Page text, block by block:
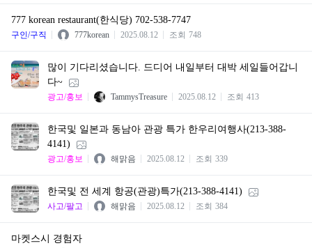
777 korean restaurant(한식당) 702-538-7747
구인/구직 777korean 2025.08.12 조회 748
많이 기다리셨습니다. 드디어 내일부터 대박 세일들어갑니
다~
광고/홍보 TammysTreasure 2025.08.12 조회 413
한국및 일본과 동남아 관광 특가 한우리여행사(213-388-
4141)
광고/홍보 해맑음 2025.08.12 조회 339
한국및 전 세계 항공(관광)특가(213-388-4141)
사고/팔고 해맑음 2025.08.12 조회 384
마켓스시 경험자